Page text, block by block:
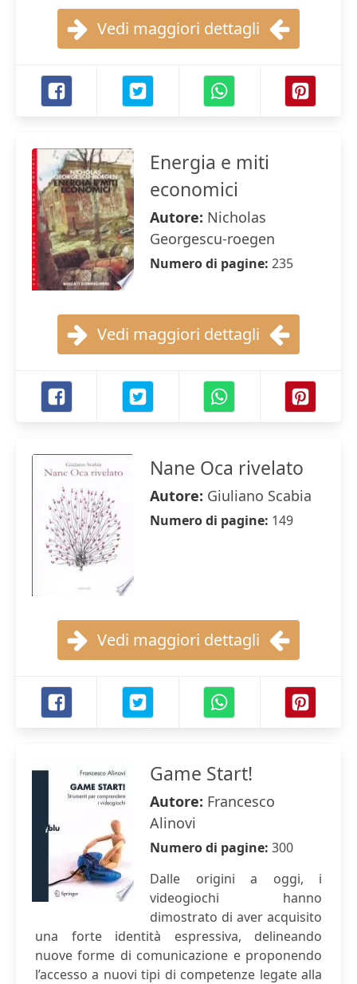
Vedi maggiori dettagli
Energia e miti
economici
Autore: Nicholas
Georgescu-roegen
Numero di pagine: 235
Vedi maggiori dettagli
Nane Oca rivelato
Autore: Giuliano Scabia
Numero di pagine: 149
Vedi maggiori dettagli
Game Start!
Autore: Francesco
Alinovi
Numero di pagine: 300
Dalle origini a oggi, i
videogiochi hanno
dimostrato di aver acquisito
una forte identità espressiva, delineando
nuove forme di comunicazione e proponendo
l’accesso a nuovi tipi di competenze legate alla